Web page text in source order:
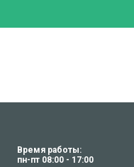
Время работы:
пн-пт 08:00 - 17:00